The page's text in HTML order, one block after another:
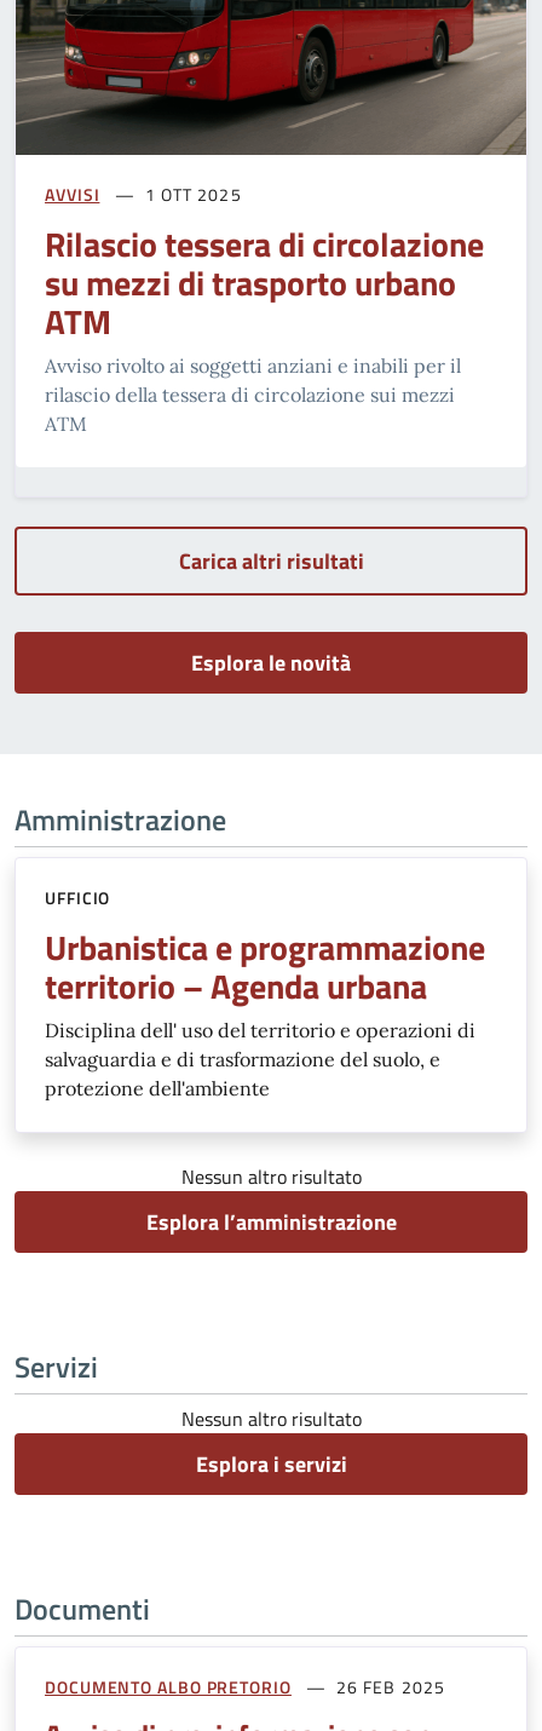
AVVISI 1 OTT 2025
Rilascio tessera di circolazione
su mezzi di trasporto urbano
ATM
Avviso rivolto ai soggetti anziani e inabili per il
rilascio della tessera di circolazione sui mezzi
ATM
Carica altri risultati
Esplora le novità
Amministrazione
UFFICIO
Urbanistica e programmazione
territorio – Agenda urbana
Disciplina dell' uso del territorio e operazioni di
salvaguardia e di trasformazione del suolo, e
protezione dell'ambiente
Nessun altro risultato
Esplora l’amministrazione
Servizi
Nessun altro risultato
Esplora i servizi
Documenti
DOCUMENTO ALBO PRETORIO 26 FEB 2025